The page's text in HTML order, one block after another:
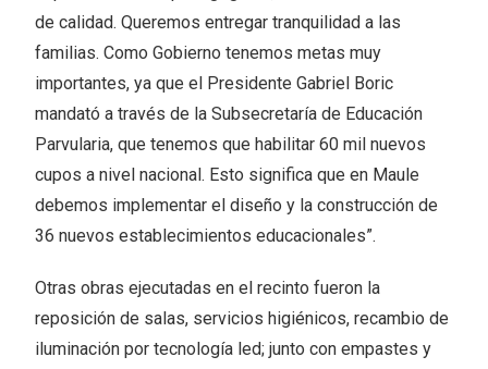
de calidad. Queremos entregar tranquilidad a las
familias. Como Gobierno tenemos metas muy
importantes, ya que el Presidente Gabriel Boric
mandató a través de la Subsecretaría de Educación
Parvularia, que tenemos que habilitar 60 mil nuevos
cupos a nivel nacional. Esto significa que en Maule
debemos implementar el diseño y la construcción de
36 nuevos establecimientos educacionales”.
Otras obras ejecutadas en el recinto fueron la
reposición de salas, servicios higiénicos, recambio de
iluminación por tecnología led; junto con empastes y